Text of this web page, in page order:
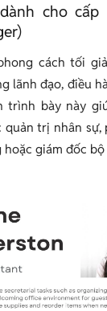
cho cấp
cách tối
lãnh đạo, điều
trình bày này
quản trị nhân sự,
giám đốc bộ